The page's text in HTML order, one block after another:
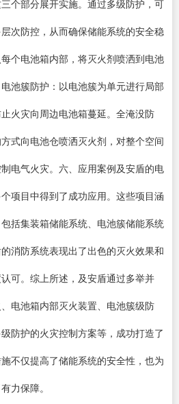
个部分展开实施。通过多级防护，可
次防控，从而确保储能系统的安全稳
个电池箱内部，将灭火剂喷洒到电池
池簇防护：以电池簇为单元进行局部
火灾向周边电池箱蔓延。全淹没防
式向电池仓喷洒灭火剂，对整个空间
电气火灾。六、应用案例及安盾的电
项目中得到了成功应用。这些项目涵
括集装箱储能系统、电池簇储能系统
消防系统表现出了出色的灭火效果和
可。综上所述，及安盾通过多举并
电池箱内部灭火装置、电池簇级防
防护的火灾控制方案等，成功打造了
不仅提高了储能系统的安全性，也为
力保障。